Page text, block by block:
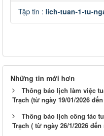
Tập tin : lich-tuan-1-tu-
Những tin mới hơn
Thông báo lịch làm việc
Trạch (từ ngày 19/01/2026
Thông báo lịch công tác
Trạch ( từ ngày 26/1/2026 đến